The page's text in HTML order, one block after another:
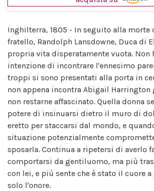
Inghilterra, 1805 - In seguito alla morte
fratello, Randolph Lansdowne, Duca di
propria vita disperatamente vuota. Non
intenzione di incontrare l'ennesimo
troppi si sono presentati alla porta in
non appena incontra Abigail
non restarne affascinato. Quella donna
potere di insinuarsi dietro il muro di
eretto per staccarsi dal mondo, e
situazione potenzialmente
sposarla. Continua a ripetersi di averlo
comportarsi da gentiluomo, ma più
con lei, e più sente che è stato il cuore
solo l'onore.